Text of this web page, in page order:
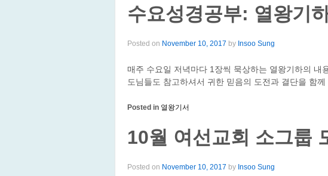
수요성경공부: 열왕기
Posted on November 10, 2017 by Insoo Sung
매주 수요일 저녁마다 1장씩 묵상하는 열왕기하의 내
도님들도 참고하셔서 귀한 믿음의 도전과 결단을 함
Posted in 열왕기서
10월 여선교회 소그룹
Posted on November 10, 2017 by Insoo Sung